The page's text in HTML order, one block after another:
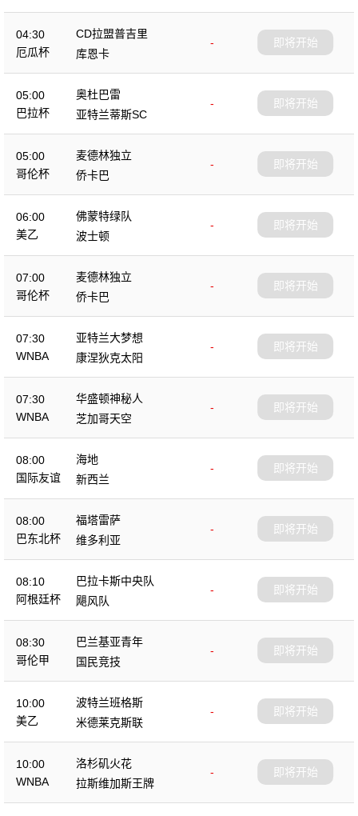
04:30
厄瓜杯
CD拉盟普吉里
-
库恩卡
即将开始
05:00
巴拉杯
奥杜巴雷
-
亚特兰蒂斯SC
即将开始
05:00
哥伦杯
麦德林独立
-
侨卡巴
即将开始
06:00
美乙
佛蒙特绿队
-
波士顿
即将开始
07:00
哥伦杯
麦德林独立
-
侨卡巴
即将开始
07:30
WNBA
亚特兰大梦想
-
康涅狄克太阳
即将开始
07:30
WNBA
华盛顿神秘人
-
芝加哥天空
即将开始
08:00
国际友谊
海地
-
新西兰
即将开始
08:00
巴东北杯
福塔雷萨
-
维多利亚
即将开始
08:10
阿根廷杯
巴拉卡斯中央队
-
飓风队
即将开始
08:30
哥伦甲
巴兰基亚青年
-
国民竞技
即将开始
10:00
美乙
波特兰班格斯
-
米德莱克斯联
即将开始
10:00
WNBA
洛杉矶火花
-
拉斯维加斯王牌
即将开始